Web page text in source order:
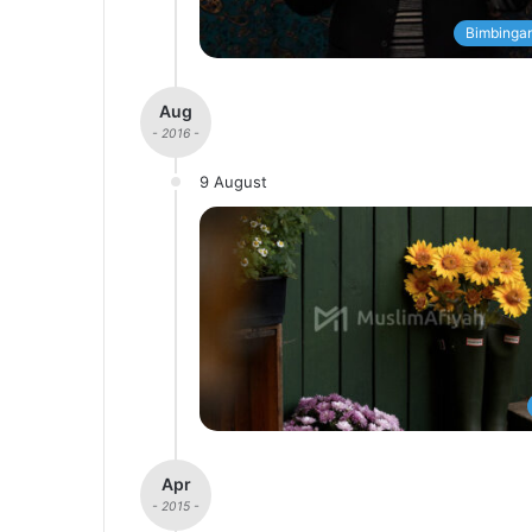
Aug
- 2016 -
9 August
Apr
- 2015 -